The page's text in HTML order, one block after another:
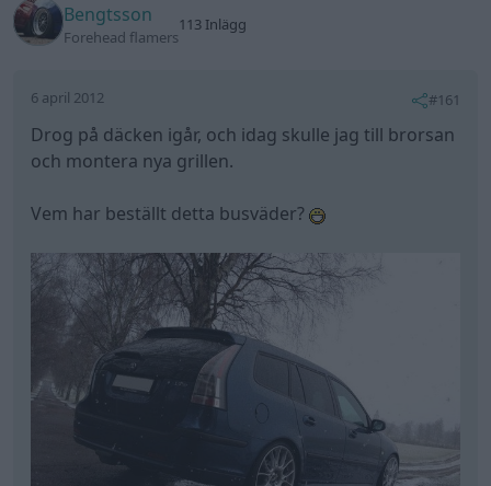
Bengtsson
Forehead flamers
113 Inlägg
6 april 2012 #161
Drog på däcken igår, och idag skulle jag till brorsan
och montera nya grillen.
Vem har beställt detta busväder?